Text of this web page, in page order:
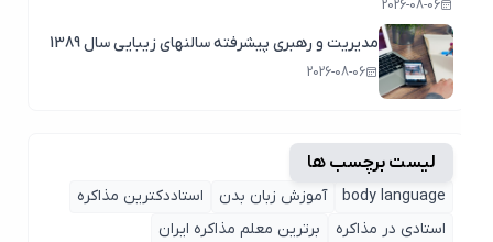
2026-08-06
مدیریت و رهبری پیشرفته سالنهای زیبایی سال 1389
2026-08-06
لیست برچسب ها
body language آموزش زبان بدن
استاددکترین مذاکره
استادی در مذاکره
برترین معلم مذاکره ایران